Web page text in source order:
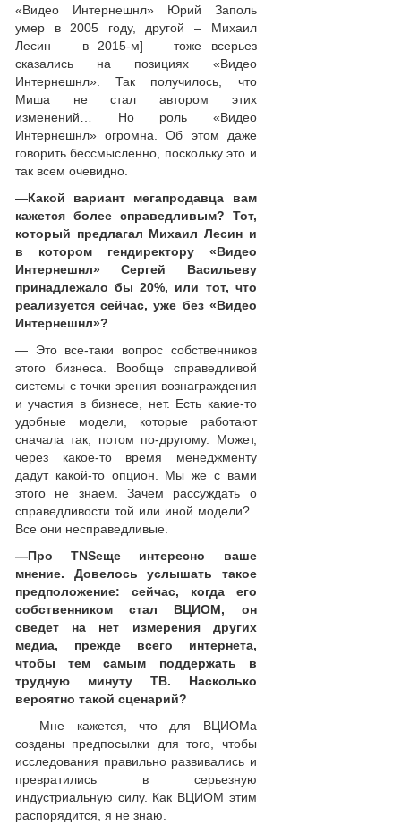
«Видео Интернешнл» Юрий Заполь
умер в 2005 году, другой – Михаил
Лесин — в 2015-м] — тоже всерьез
сказались на позициях «Видео
Интернешнл». Так получилось, что
Миша не стал автором этих
изменений… Но роль «Видео
Интернешнл» огромна. Об этом даже
говорить бессмысленно, поскольку это и
так всем очевидно.
—Какой вариант мегапродавца вам
кажется более справедливым? Тот,
который предлагал Михаил Лесин и
в котором гендиректору «Видео
Интернешнл» Сергей Васильеву
принадлежало бы 20%, или тот, что
реализуется сейчас, уже без «Видео
Интернешнл»?
— Это все-таки вопрос собственников
этого бизнеса. Вообще справедливой
системы с точки зрения вознаграждения
и участия в бизнесе, нет. Есть какие-то
удобные модели, которые работают
сначала так, потом по-другому. Может,
через какое-то время менеджменту
дадут какой-то опцион. Мы же с вами
этого не знаем. Зачем рассуждать о
справедливости той или иной модели?..
Все они несправедливые.
—Про TNSеще интересно ваше
мнение. Довелось услышать такое
предположение: сейчас, когда его
собственником стал ВЦИОМ, он
сведет на нет измерения других
медиа, прежде всего интернета,
чтобы тем самым поддержать в
трудную минуту ТВ. Насколько
вероятно такой сценарий?
— Мне кажется, что для ВЦИОМа
созданы предпосылки для того, чтобы
исследования правильно развивались и
превратились в серьезную
индустриальную силу. Как ВЦИОМ этим
распорядится, я не знаю.